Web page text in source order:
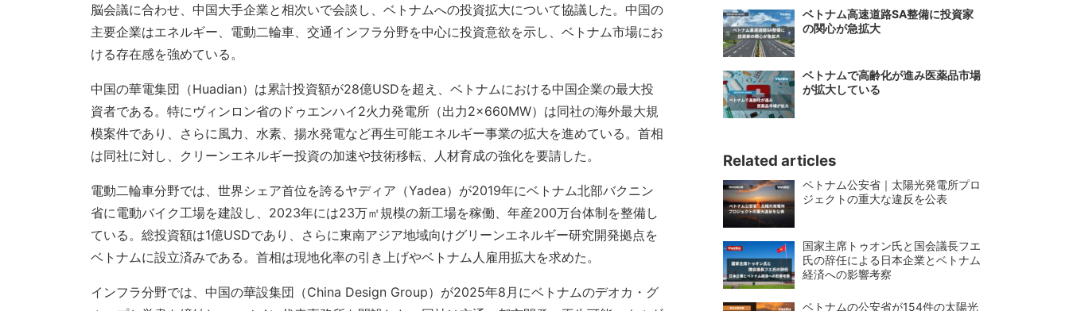
脳会議に合わせ、中国大手企業と相次いで会談し、ベトナムへの投資拡大について協議した。中国の
主要企業はエネルギー、電動二輪車、交通インフラ分野を中心に投資意欲を示し、ベトナム市場にお
ける存在感を強めている。
中国の華電集団（Huadian）は累計投資額が28億USDを超え、ベトナムにおける中国企業の最大投
資者である。特にヴィンロン省のドゥエンハイ2火力発電所（出力2×660MW）は同社の海外最大規
模案件であり、さらに風力、水素、揚水発電など再生可能エネルギー事業の拡大を進めている。首相
は同社に対し、クリーンエネルギー投資の加速や技術移転、人材育成の強化を要請した。
電動二輪車分野では、世界シェア首位を誇るヤディア（Yadea）が2019年にベトナム北部バクニン
省に電動バイク工場を建設し、2023年には23万㎡規模の新工場を稼働、年産200万台体制を整備し
ている。総投資額は1億USDであり、さらに東南アジア地域向けグリーンエネルギー研究開発拠点を
ベトナムに設立済みである。首相は現地化率の引き上げやベトナム人雇用拡大を求めた。
インフラ分野では、中国の華設集団（China Design Group）が2025年8月にベトナムのデオカ・グ
ベトナム高速道路SA整備に投資家
の関心が急拡大
ベトナムで高齢化が進み医薬品市場
が拡大している
Related articles
ベトナム公安省｜太陽光発電所プロ
ジェクトの重大な違反を公表
国家主席トゥオン氏と国会議長フエ
氏の辞任による日本企業とベトナム
経済への影響考察
ベトナムの公安省が154件の太陽光